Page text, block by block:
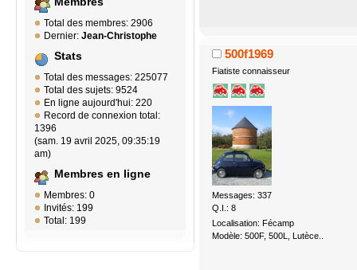
Total des membres: 2906
Dernier: Jean-Christophe
Stats
Total des messages: 225077
Total des sujets: 9524
En ligne aujourd'hui: 220
Record de connexion total:
1396
(sam. 19 avril 2025, 09:35:19
am)
Membres en ligne
Membres: 0
Invités: 199
Total: 199
500f1969
Fiatiste connaisseur
Messages: 337
Q.I.: 8
Localisation: Fécamp
Modèle: 500F, 500L, Lutèce..